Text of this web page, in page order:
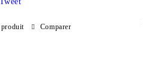
produit Comparer